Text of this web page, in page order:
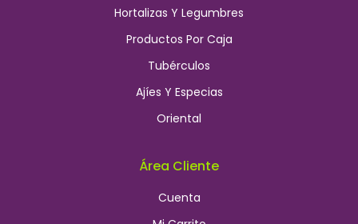
Hortalizas Y Legumbres
Productos Por Caja
Tubérculos
Ajíes Y Especias
Oriental
Área Cliente
Cuenta